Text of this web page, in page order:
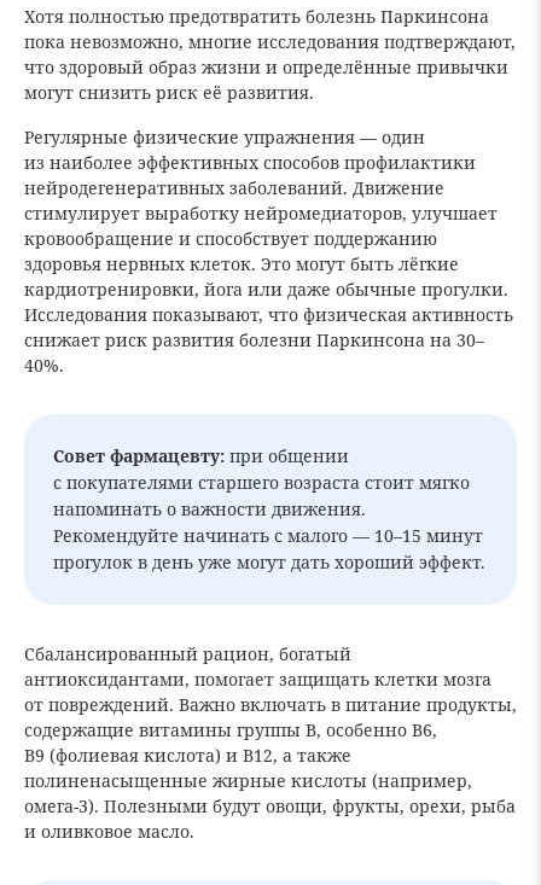
Хотя полностью предотвратить болезнь Паркинсона
пока невозможно, многие исследования подтверждают,
что здоровый образ жизни и определённые привычки
могут снизить риск её развития.
Регулярные физические упражнения — один
из наиболее эффективных способов профилактики
нейродегенеративных заболеваний. Движение
стимулирует выработку нейромедиаторов, улучшает
кровообращение и способствует поддержанию
здоровья нервных клеток. Это могут быть лёгкие
кардиотренировки, йога или даже обычные прогулки.
Исследования показывают, что физическая активность
снижает риск развития болезни Паркинсона на 30–
40%.
Совет фармацевту: при общении
с покупателями старшего возраста стоит мягко
напоминать о важности движения.
Рекомендуйте начинать с малого — 10–15 минут
прогулок в день уже могут дать хороший эффект.
Сбалансированный рацион, богатый
антиоксидантами, помогает защищать клетки мозга
от повреждений. Важно включать в питание продукты,
содержащие витамины группы B, особенно B6,
B9 (фолиевая кислота) и B12, а также
полиненасыщенные жирные кислоты (например,
омега-3). Полезными будут овощи, фрукты, орехи, рыба
и оливковое масло.